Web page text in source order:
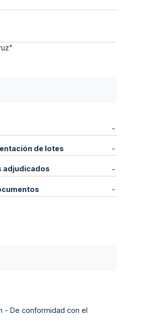
-
de lotes -
adjudicados -
-
- De conformidad con el